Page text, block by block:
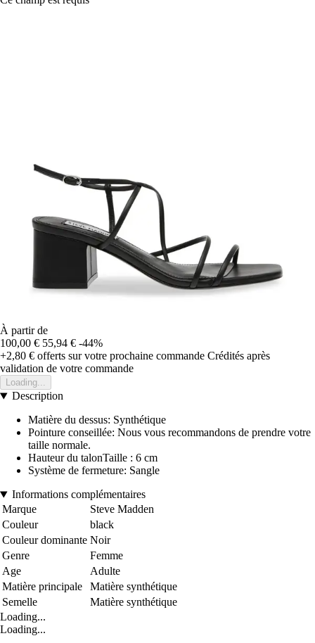
À partir de
100,00 € 55,94 € -44%
+2,80 € offerts sur votre prochaine commande Crédités après
validation de votre commande
Loading...
Description
Matière du dessus: Synthétique
Pointure conseillée: Nous vous recommandons de prendre votre
taille normale.
Hauteur du talonTaille : 6 cm
Système de fermeture: Sangle
Informations complémentaires
Marque
Steve Madden
Couleur
black
Couleur dominante Noir
Genre
Femme
Age
Adulte
Matière principale
Matière synthétique
Semelle
Matière synthétique
Loading...
Loading...